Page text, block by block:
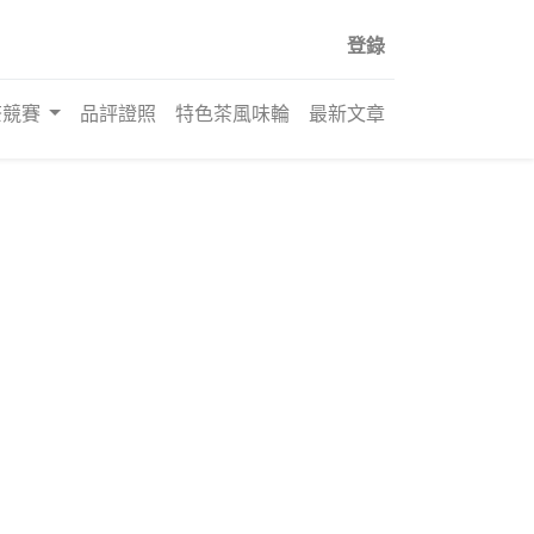
登錄
賽 品評證照 特色茶風味輪 最新文章